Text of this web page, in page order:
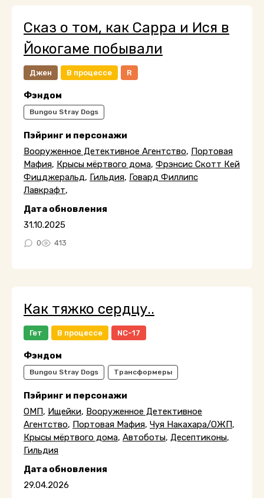
Сказ о том, как Сарра и Ися в
Йокогаме побывали
Джен В процессе R
Фэндом
Bungou Stray Dogs
Пэйринг и персонажи
Вооруженное Детективное Агентство, Портовая
Мафия, Крысы мёртвого дома, Фрэнсис Скотт Кей
Фицджеральд, Гильдия, Говард Филлипс
Лавкрафт,
Дата обновления
31.10.2025
0 413
Как тяжко сердцу..
Гет В процессе NC-17
Фэндом
Bungou Stray Dogs Трансформеры
Пэйринг и персонажи
ОМП, Ищейки, Вооруженное Детективное
Агентство, Портовая Мафия, Чуя Накахара/ОЖП,
Крысы мёртвого дома, Автоботы, Десептиконы,
Гильдия
Дата обновления
29.04.2026